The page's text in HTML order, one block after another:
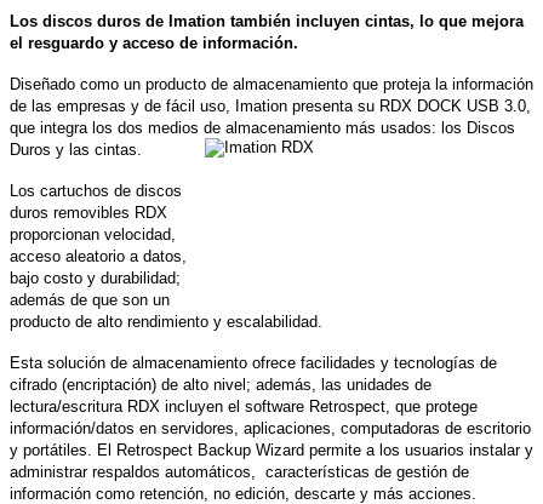
Los discos duros de Imation también incluyen cintas, lo que mejora
el resguardo y acceso de información.
Diseñado como un producto de almacenamiento que proteja la información
de las empresas y de fácil uso, Imation presenta su RDX DOCK USB 3.0,
que integra los dos medios de almacenamiento más usados: los Discos
Duros y las cintas.
Los cartuchos de discos
duros removibles RDX
proporcionan velocidad,
acceso aleatorio a datos,
bajo costo y durabilidad;
además de que son un
producto de alto rendimiento y escalabilidad.
Esta solución de almacenamiento ofrece facilidades y tecnologías de
cifrado (encriptación) de alto nivel; además, las unidades de
lectura/escritura RDX incluyen el software Retrospect, que protege
información/datos en servidores, aplicaciones, computadoras de escritorio
y portátiles. El Retrospect Backup Wizard permite a los usuarios instalar y
administrar respaldos automáticos, características de gestión de
información como retención, no edición, descarte y más acciones.